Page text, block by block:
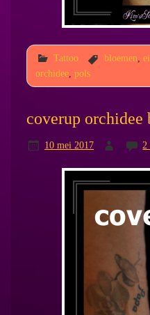
Tattoo bloemen
orchidee, pols
coverup orchidee
10 mei 2017 2